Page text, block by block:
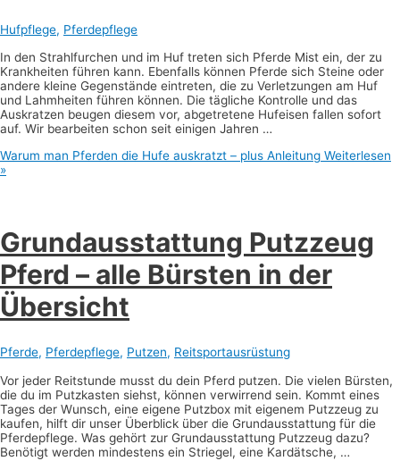
Hufpflege, Pferdepflege
In den Strahlfurchen und im Huf treten sich Pferde Mist ein, der zu
Krankheiten führen kann. Ebenfalls können Pferde sich Steine oder
andere kleine Gegenstände eintreten, die zu Verletzungen am Huf
und Lahmheiten führen können. Die tägliche Kontrolle und das
Auskratzen beugen diesem vor, abgetretene Hufeisen fallen sofort
auf. Wir bearbeiten schon seit einigen Jahren …
Warum man Pferden die Hufe auskratzt – plus Anleitung Weiterlesen
»
Grundausstattung Putzzeug
Pferd – alle Bürsten in der
Übersicht
Pferde, Pferdepflege, Putzen, Reitsportausrüstung
Vor jeder Reitstunde musst du dein Pferd putzen. Die vielen Bürsten,
die du im Putzkasten siehst, können verwirrend sein. Kommt eines
Tages der Wunsch, eine eigene Putzbox mit eigenem Putzzeug zu
kaufen, hilft dir unser Überblick über die Grundausstattung für die
Pferdepflege. Was gehört zur Grundausstattung Putzzeug dazu?
Benötigt werden mindestens ein Striegel, eine Kardätsche, …